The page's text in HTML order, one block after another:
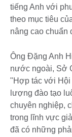
tiếng Anh với
theo mục tiêu
nâng cao chuẩn
Ông Đặng Anh
nước ngoài, Sở
"Hợp tác với Hội
lượng đào tạo
chuyên nghiệp,
trong lĩnh vực
đã có những